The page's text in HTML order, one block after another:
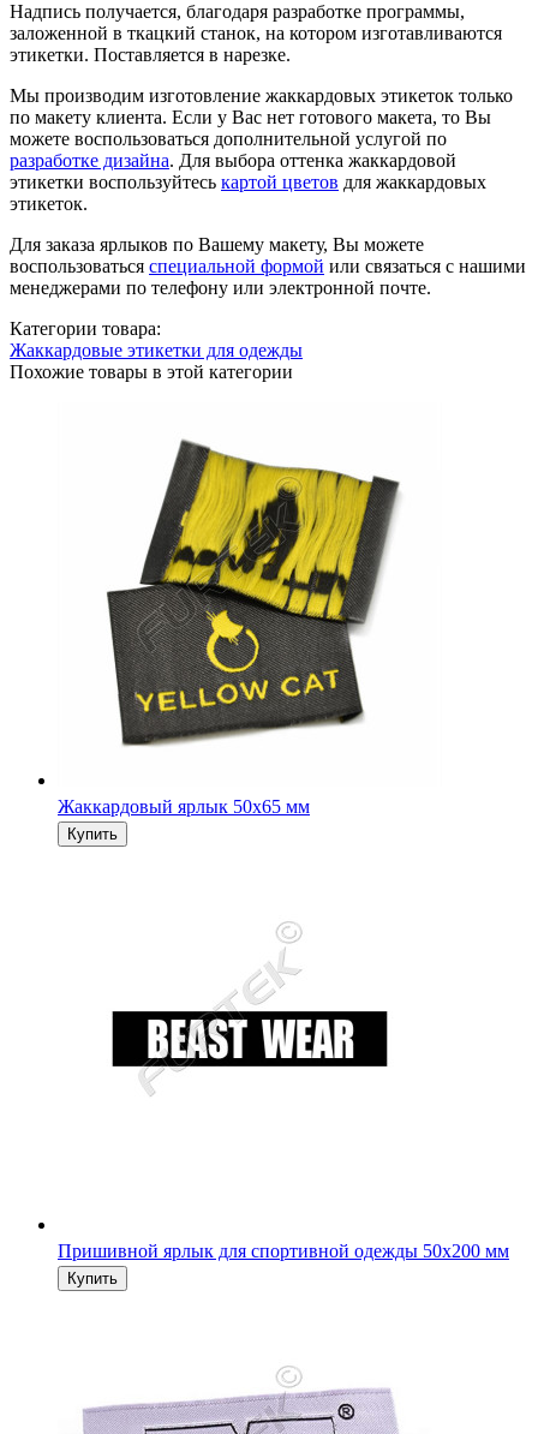
Надпись получается, благодаря разработке программы,
заложенной в ткацкий станок, на котором изготавливаются
этикетки. Поставляется в нарезке.
Мы производим изготовление жаккардовых этикеток только
по макету клиента. Если у Вас нет готового макета, то Вы
можете воспользоваться дополнительной услугой по
разработке дизайна. Для выбора оттенка жаккардовой
этикетки воспользуйтесь картой цветов для жаккардовых
этикеток.
Для заказа ярлыков по Вашему макету, Вы можете
воспользоваться специальной формой или связаться с нашими
менеджерами по телефону или электронной почте.
Категории товара:
Жаккардовые этикетки для одежды
Похожие товары в этой категории
Жаккардовый ярлык 50х65 мм
Пришивной ярлык для спортивной одежды 50х200 мм